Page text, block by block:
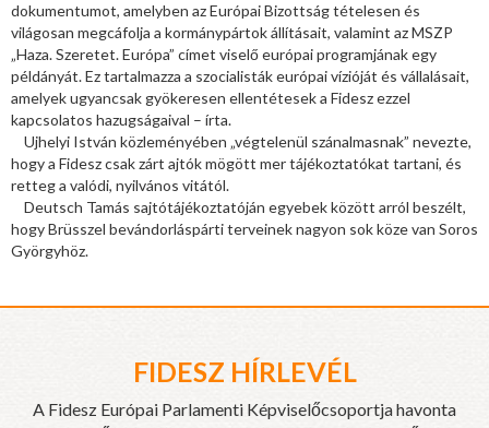
dokumentumot, amelyben az Európai Bizottság tételesen és
világosan megcáfolja a kormánypártok állításait, valamint az MSZP
„Haza. Szeretet. Európa” címet viselő európai programjának egy
példányát. Ez tartalmazza a szocialisták európai vízióját és vállalásait,
amelyek ugyancsak gyökeresen ellentétesek a Fidesz ezzel
kapcsolatos hazugságaival – írta.
Ujhelyi István közleményében „végtelenül szánalmasnak” nevezte,
hogy a Fidesz csak zárt ajtók mögött mer tájékoztatókat tartani, és
retteg a valódi, nyilvános vitától.
Deutsch Tamás sajtótájékoztatóján egyebek között arról beszélt,
hogy Brüsszel bevándorláspárti terveinek nagyon sok köze van Soros
Györgyhöz.
FIDESZ HÍRLEVÉL
A Fidesz Európai Parlamenti Képviselőcsoportja havonta